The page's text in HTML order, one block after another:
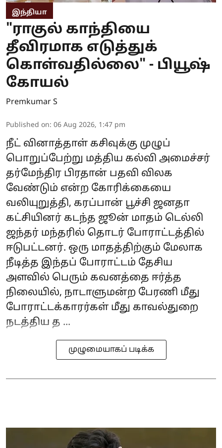
இந்தியா
"ராகுல் காந்தியை
தீவிரமாக எடுத்துக்
கொள்வதில்லை" - பியூஷ்
கோயல்
Premkumar S
Published on: 06 Aug 2026, 1:47 pm
நீட் வினாத்தாள் கசிவுக்கு முழுப்
பொறுப்பேற்று மத்திய கல்வி அமைச்சர்
தர்மேந்திர பிரதான் பதவி விலக
வேண்டும் என்ற கோரிக்கையை
வலியுறுத்தி, கரப்பான் பூச்சி ஜனதா
கட்சியினர் கடந்த ஜூன் மாதம் டெல்லி
ஜந்தர் மந்தரில் தொடர் போராட்டத்தில்
ஈடுபட்டனர். ஒரு மாதத்திற்கும் மேலாக
நீடித்த இந்தப் போராட்டம் தேசிய
அளவில் பெரும் கவனத்தை ஈர்த்த
நிலையில், நாடாளுமன்ற பேரணி மீது
போராட்டக்காரர்கள் மீது காவல்துறை
நடத்திய த ...
முழுமையாகப் படிக்க